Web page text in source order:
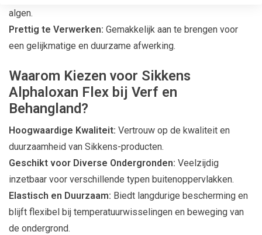
algen.
Prettig te Verwerken: Gemakkelijk aan te brengen voor
een gelijkmatige en duurzame afwerking.
Waarom Kiezen voor Sikkens
Alphaloxan Flex bij Verf en
Behangland?
Hoogwaardige Kwaliteit: Vertrouw op de kwaliteit en
duurzaamheid van Sikkens-producten.
Geschikt voor Diverse Ondergronden: Veelzijdig
inzetbaar voor verschillende typen buitenoppervlakken.
Elastisch en Duurzaam: Biedt langdurige bescherming en
blijft flexibel bij temperatuurwisselingen en beweging van
de ondergrond.